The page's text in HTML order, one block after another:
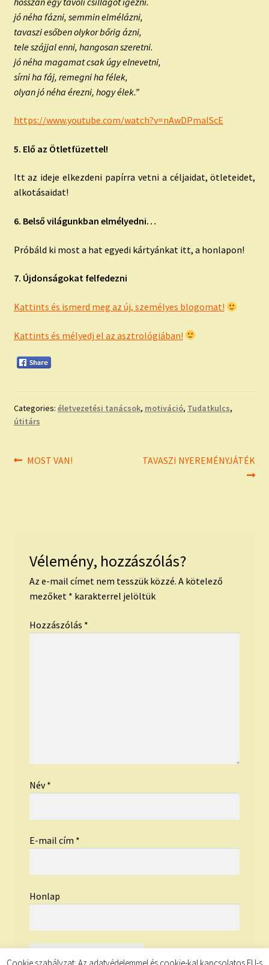
jó néha fázni, semmin elmélázni,
tavaszi esőben olykor bőrig ázni,
tele szájjal enni, hangosan szeretni.
jó néha magamat csak úgy elnevetni,
sírni ha fáj, remegni ha félek,
olyan jó néha érezni, hogy élek.”
https://www.youtube.com/watch?v=nAwDPmalScE
5. Elő az Ötletfüzettel!
Itt az ideje elkezdeni papírra vetni a céljaidat, ötleteidet,
alkotásaidat!
6. Belső világunkban elmélyedni…
Próbáld ki most a hat egyedi kártyánkat itt, a honlapon!
7. Újdonságokat felfedezni
Kattints és ismerd meg az új, személyes blogomat!
Kattints és mélyedj el az asztrológiában!
Categories: életvezetési tanácsok, motiváció, Tudatkulcs,
útitárs
Bejegyzés
Previous
MOST VAN!
Next
TAVASZI NYEREMÉNYJÁTÉK
Vélemény, hozzászólás?
Az e-mail címet nem tesszük közzé. A kötelező
mezőket * karakterrel jelöltük
Hozzászólás *
Név*
E-mail cím *
Honlap